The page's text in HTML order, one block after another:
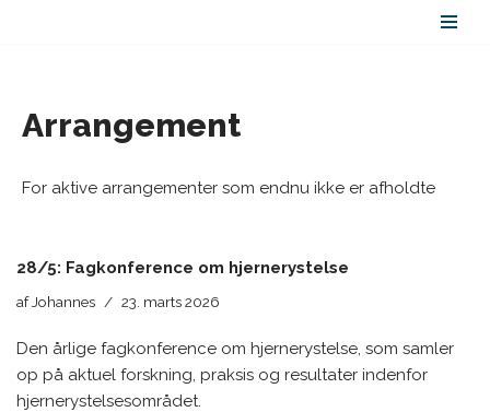
indhold
Arrangement
For aktive arrangementer som endnu ikke er afholdte
28/5: Fagkonference om hjernerystelse
af Johannes 23. marts 2026
Den årlige fagkonference om hjernerystelse, som samler
op på aktuel forskning, praksis og resultater indenfor
hjernerystelsesområdet.